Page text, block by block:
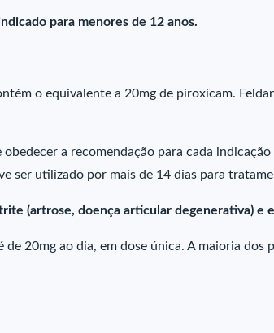
para menores de 12 anos.
o equivalente a 20mg de piroxicam.
obedecer a recomendação para cada
ser utilizado por mais de 14 dias para
(artrose, doença articular degenerativa) e
de 20mg ao dia, em dose única. A maioria dos